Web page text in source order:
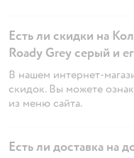
Есть ли скидки на
Roady Grey серый и
В нашем интернет-
скидок. Вы можете
из меню сайта.
Есть ли доставка на